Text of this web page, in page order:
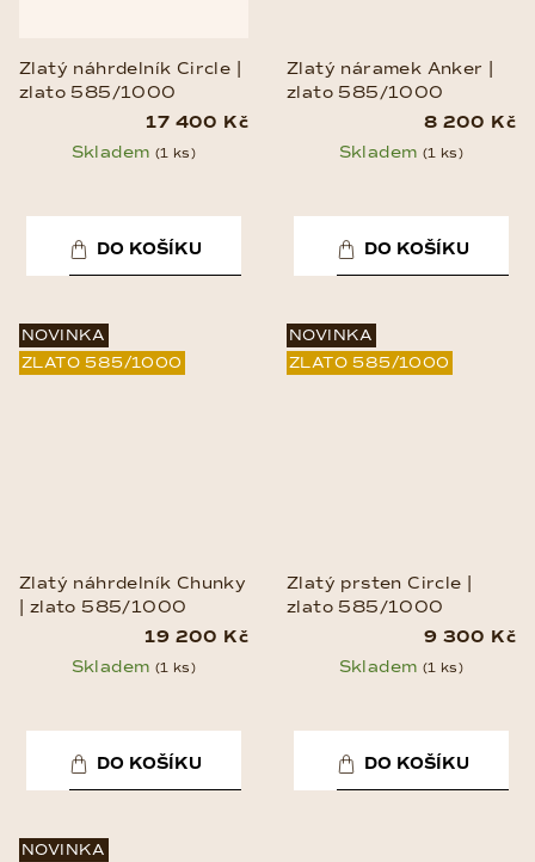
Zlatý náhrdelník Circle |
zlato 585/1000
17 400 Kč
Skladem (1 ks)
DO KOŠÍKU
Zlatý náramek Anker |
zlato 585/1000
8 200 Kč
Skladem (1 ks)
DO KOŠÍKU
NOVINKA
ZLATO 585/1000
Zlatý náhrdelník Chunky
| zlato 585/1000
19 200 Kč
Skladem (1 ks)
DO KOŠÍKU
NOVINKA
ZLATO 585/1000
Zlatý prsten Circle |
zlato 585/1000
9 300 Kč
Skladem (1 ks)
DO KOŠÍKU
NOVINKA